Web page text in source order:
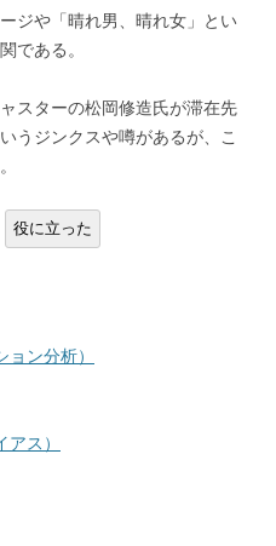
ジや「晴れ男、晴れ女」とい
である。
スターの松岡修造氏が滞在先
うジンクスや噂があるが、こ
役に立った
ン分析）
ス）